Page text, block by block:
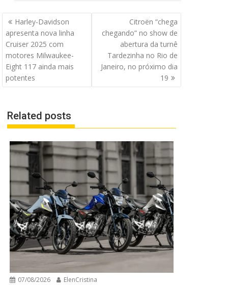
Navegação
de
Post
Harley-Davidson
apresenta nova linha
Cruiser 2025 com
motores Milwaukee-
Eight 117 ainda mais
potentes
Citroën “chega
chegando” no show de
abertura da turnê
Tardezinha no Rio de
Janeiro, no próximo dia
19
Related posts
07/08/2026 ElenCristina